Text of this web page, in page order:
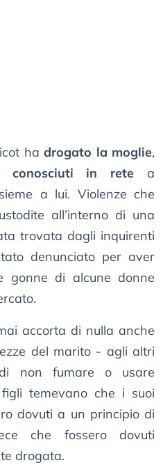
hadrogato la moglie,
conosciuti in rete a
a lui. Violenze che
all’interno di una
trovata dagli inquirenti
denunciato per aver
gonne di alcune donne
accorta di nulla anche
del marito - agli altri
non fumare o usare
temevano che i suoi
dovuti a un principio di
che fossero dovuti
drogata.